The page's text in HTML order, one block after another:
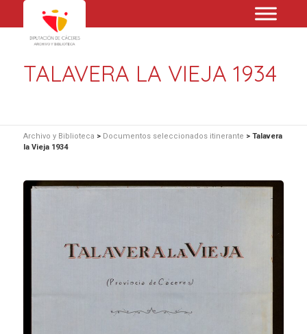
TALAVERA LA VIEJA 1934
Archivo y Biblioteca > Documentos seleccionados itinerante > Talavera
la Vieja 1934